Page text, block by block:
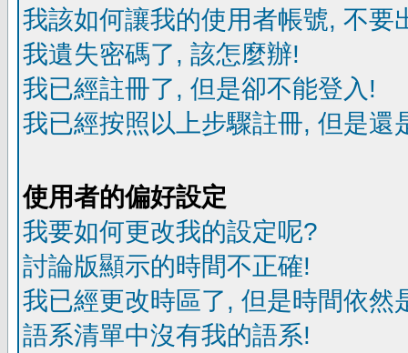
我該如何讓我的使用者帳號, 不要
我遺失密碼了, 該怎麼辦!
我已經註冊了, 但是卻不能登入!
我已經按照以上步驟註冊, 但是還
使用者的偏好設定
我要如何更改我的設定呢?
討論版顯示的時間不正確!
我已經更改時區了, 但是時間依然
語系清單中沒有我的語系!